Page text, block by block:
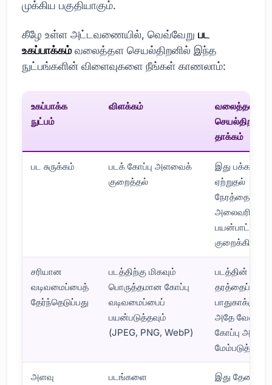
முக்கிய பகுதியாகும்.
கீழே உள்ள அட்டவணையில், வெவ்வேறு பட
உகப்பாக்கம்வலைத்தள செயல்திறனில் இந்த
நுட்பங்களின் விளைவுகளை நீங்கள் காணலாம்:
உகப்பாக்க
நுட்பம்
விளக்கம்
வலைத்தள
செயல்திறனில்
தாக்கம்
பட சுருக்கம்
படக் கோப்பு அளவைக்
குறைத்தல்
இது பக்க
ஏற்றுதல்
நேரத்தையும்
அலைவரிசை
குறைக்கிறது.
சரியான
வடிவமைப்பைத்
தேர்ந்தெடுப்பது
படத்திற்கு மிகவும்
பொருத்தமான கோப்பு
வடிவமைப்பைப்
பயன்படுத்தவும்
(JPEG, PNG, WebP)
படத்தின்
தரத்தைப்
பாதுகாக்கும்
அதே
கோப்பு
அளவு
படங்களை
இது